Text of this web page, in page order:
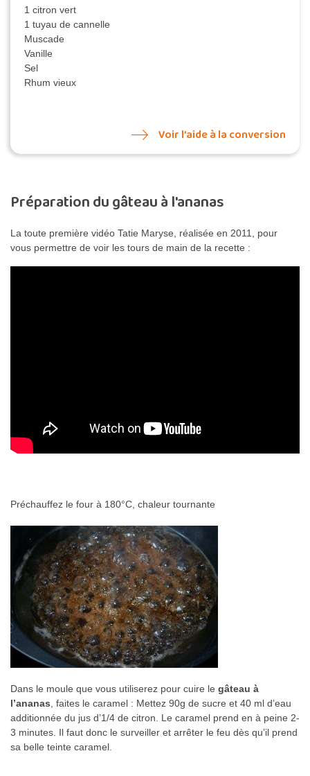
1 citron vert
1 tuyau de cannelle
Muscade
Vanille
Sel
Rhum vieux
Voir l’aide à la conversion
Préparation du gâteau à l'ananas
La toute première vidéo Tatie Maryse, réalisée en 2011, pour
vous permettre de voir les tours de main de la recette :
Préchauffez le four à 180°C, chaleur tournante
Dans le moule que vous utiliserez pour cuire le gâteau à
l’ananas, faites le caramel : Mettez 90g de sucre et 40 ml d’eau
additionnée du jus d’1/4 de citron. Le caramel prend en à peine 2-
3 minutes. Il faut donc le surveiller et arrêter le feu dès qu’il prend
sa belle teinte caramel.